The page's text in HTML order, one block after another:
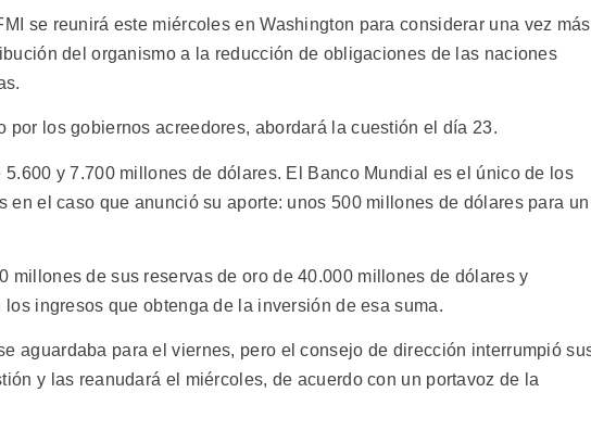
se reunirá este miércoles en Washington para considerar una vez más
del organismo a la reducción de obligaciones de las naciones
por los gobiernos acreedores, abordará la cuestión el día 23.
5.600 y 7.700 millones de dólares. El Banco Mundial es el único de los
en el caso que anunció su aporte: unos 500 millones de dólares para un
millones de sus reservas de oro de 40.000 millones de dólares y
ingresos que obtenga de la inversión de esa suma.
aguardaba para el viernes, pero el consejo de dirección interrumpió
y las reanudará el miércoles, de acuerdo con un portavoz de la